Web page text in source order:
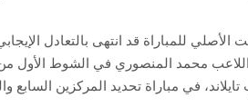
الأصلي للمباراة قد انتهى بالتعادل
اللاعب محمد المنصوري في الشوط الأول من
في مباراة تحديد المركزين السابع